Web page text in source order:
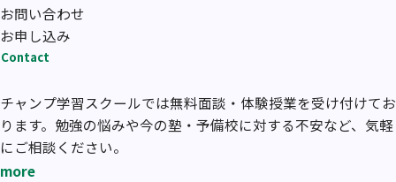
お問い合わせ
お申し込み
Contact
チャンプ学習スクールでは無料面談・体験授業を受け付けてお
ります。勉強の悩みや今の塾・予備校に対する不安など、気軽
にご相談ください。
more